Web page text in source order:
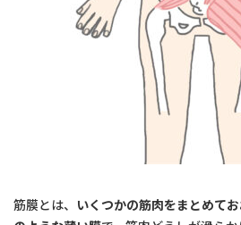
筋膜とは、 いくつかの筋肉をまとめて